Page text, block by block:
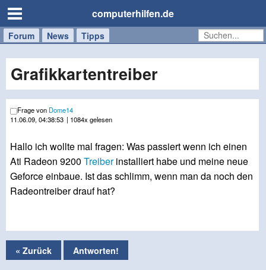
computerhilfen.de
Forum News Tipps
Handy
Tablet
Windows
Mac
Grafikkartentreiber
Frage von Dome14
11.06.09, 04:38:53 | 1084x gelesen
Hallo ich wollte mal fragen: Was passiert wenn ich einen
Ati Radeon 9200 Treiberinstalliert habe und meine neue
Geforce einbaue. Ist das schlimm, wenn man da noch den
Radeontreiber drauf hat?
« Zurück Antworten!